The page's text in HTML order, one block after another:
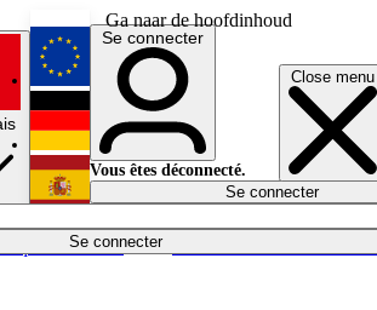
Ga naar de hoofdinhoud
Close menu
Se connecter
Économie
English
Deutsch
Español
Se connecter
Vous êtes déconnecté.
Se connecter